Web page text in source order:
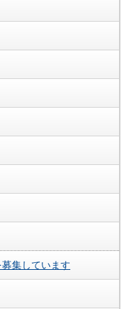
集しています